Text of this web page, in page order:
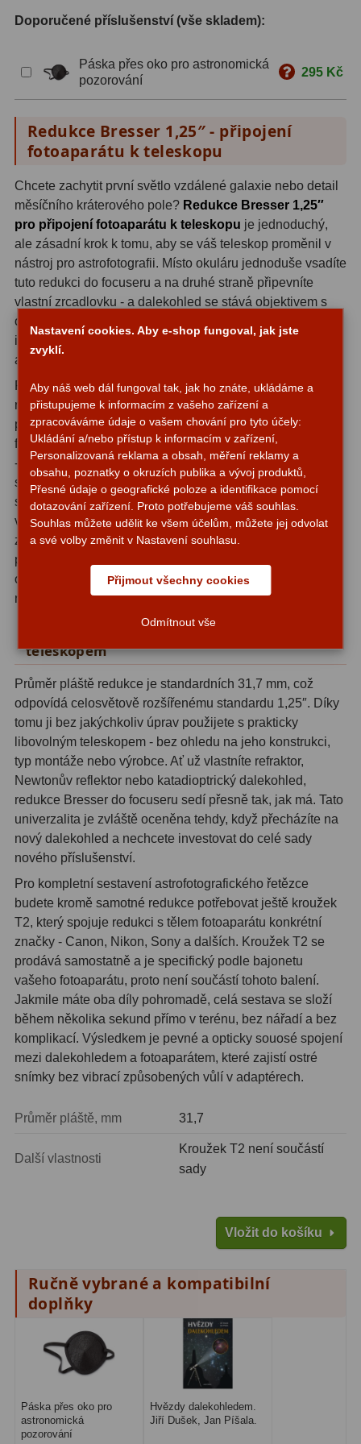
S mřížkou6
1
Barlow65
Filtry
Měsíční a Polarizační24
Sluneční44
CLS a UHC13
Mlhovinové 14
OIII3
SII2
Planetární6
Proti světelnému znečištění6
Barevné66
AstroFoto284
Planetární kamery20
Guiding kamery14
T-kroužky16
Adaptéry projekční 11
Adaptéry T239
Adaptéry M4833
Filtry L-RGB 7
Filtry Pass
Filtry Block10
Filtry Clip5
Filtry CCD Hα, OIII7
Filtrová kola a rámy 16
Rovnače a reduktory13
Zaostření11
ADC, Tilting
Rotátory34
Komponenty78
výtahům8
Primární zrcadla
Sekundární zrcadla
Redukce 1,25" a 2"
Doporučené příslušenství (vše skladem):
Páska přes oko pro astronomická
pozorování
295 Kč
Redukce Bresser 1,25″ - připojení
fotoaparátu k teleskopu
Chcete zachytit první světlo vzdálené galaxie nebo detail
měsíčního kráterového pole? Redukce Bresser 1,25″
pro připojení fotoaparátu k teleskopu je jednoduchý,
ale zásadní krok k tomu, aby se váš teleskop proměnil v
nástroj pro astrofotografii. Místo okuláru jednoduše vsadíte
tuto redukci do focuseru a na druhé straně připevníte
vlastní zrcadlovku - a dalekohled se stává objektivem s
obrovskou ohniskovou vzdáleností. Celý proces je
intuitivní a nevyžaduje žádné speciální technické znalosti
ani úpravy teleskopu.
Redukce umožňuje fotografovat dvěma základními
metodami, které pokrývají většinu astrofotografických
potřeb amatérů i pokročilých pozorovatelů. Při
fotografování vprimárním ohniskupracujete bez okuláru
- teleskop slouží přímo jako objektiv a výsledkem jsou
snímky s maximálním světelným výkonem optické
soustavy. Projekční metoda naopak využívá okular
vložený do redukce a umožňuje dosáhnout vyššího
zvětšení, což je ideální například pro detailní snímky
povrchu Měsíce nebo planet. Možnost přepínat mezi
oběma přístupy dává fotografovi výraznou flexibilitu bez
nutnosti dokupovat další adaptéry.
Univerzální kompatibilita s libovolným
teleskopem
Průměr pláště redukce je standardních 31,7 mm, což
odpovídá celosvětově rozšířenému standardu 1,25″. Díky
tomu ji bez jakýchkoliv úprav použijete s prakticky
libovolným teleskopem - bez ohledu na jeho konstrukci,
typ montáže nebo výrobce. Ať už vlastníte refraktor,
Newtonův reflektor nebo katadioptrický dalekohled,
redukce Bresser do focuseru sedí přesně tak, jak má. Tato
univerzalita je zvláště oceněna tehdy, když přecházíte na
nový dalekohled a nechcete investovat do celé sady
nového příslušenství.
Pro kompletní sestavení astrofotografického řetězce
budete kromě samotné redukce potřebovat ještě kroužek
T2, který spojuje redukci s tělem fotoaparátu konkrétní
značky - Canon, Nikon, Sony a dalších. Kroužek T2 se
prodává samostatně a je specifický podle bajonetu
vašeho fotoaparátu, proto není součástí tohoto balení.
Jakmile máte oba díly pohromadě, celá sestava se složí
během několika sekund přímo v terénu, bez nářadí a bez
komplikací. Výsledkem je pevné a opticky souosé spojení
mezi dalekohledem a fotoaparátem, které zajistí ostré
snímky bez vibrací způsobených vůlí v adaptérech.
Průměr pláště, mm 31,7
Další vlastnosti
Kroužek T2 není součástí
sady
Vložit do košíku
Ručně vybrané a kompatibilní
doplňky
Páska přes oko pro
astronomická
pozorování
Hvězdy dalekohledem.
Jiří Dušek, Jan Píšala.
Nastavení cookies. Aby e-shop fungoval, jak jste
zvyklí.
Aby náš web dál fungoval tak, jak ho znáte, ukládáme a
přistupujeme k informacím z vašeho zařízení a
zpracováváme údaje o vašem chování pro tyto účely:
Ukládání a/nebo přístup k informacím v zařízení,
Personalizovaná reklama a obsah, měření reklamy a
obsahu, poznatky o okruzích publika a vývoj produktů,
Přesné údaje o geografické poloze a identifikace pomocí
dotazování zařízení. Proto potřebujeme váš souhlas.
Souhlas můžete udělit ke všem účelům, můžete jej odvolat
a své volby změnit v Nastavení souhlasu.
Přijmout všechny cookies
Odmítnout vše